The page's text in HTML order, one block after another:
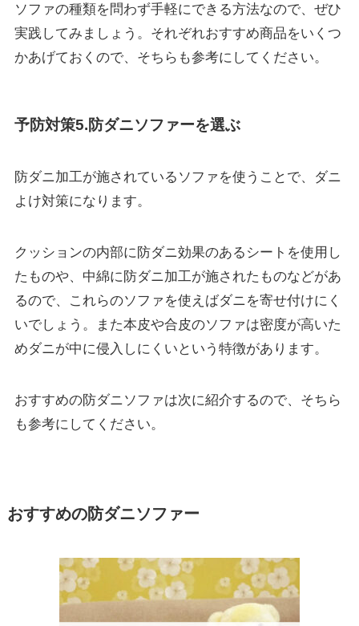
ソファの種類を問わず手軽にできる方法なので、ぜひ
実践してみましょう。それぞれおすすめ商品をいくつ
かあげておくので、そちらも参考にしてください。
予防対策5.防ダニソファーを選ぶ
防ダニ加工が施されているソファを使うことで、ダニ
よけ対策になります。
クッションの内部に 防ダニ効果のあるシートを使用 し
たものや、中綿に防ダニ加工が施されたものなどがあ
るので、これらのソファを使えばダニを寄せ付けにく
いでしょう。
また本皮や合皮のソファは密度が高いた
めダニが中に侵入しにくい という特徴があります。
おすすめの防ダニソファは次に紹介するので、そちら
も参考にしてください。
おすすめの防ダニソファー